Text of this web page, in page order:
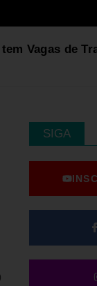
Vagas de
SIGA